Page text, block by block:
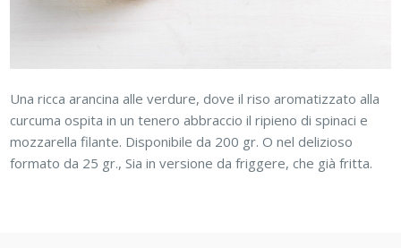
Una ricca arancina alle verdure, dove il riso aromatizzato alla
curcuma ospita in un tenero abbraccio il ripieno di spinaci e
mozzarella filante. Disponibile da 200 gr. O nel delizioso
formato da 25 gr., Sia in versione da friggere, che già fritta.